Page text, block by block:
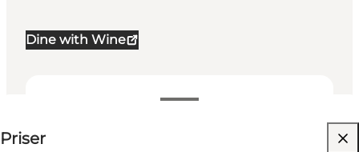
Dine with Wine
Priser